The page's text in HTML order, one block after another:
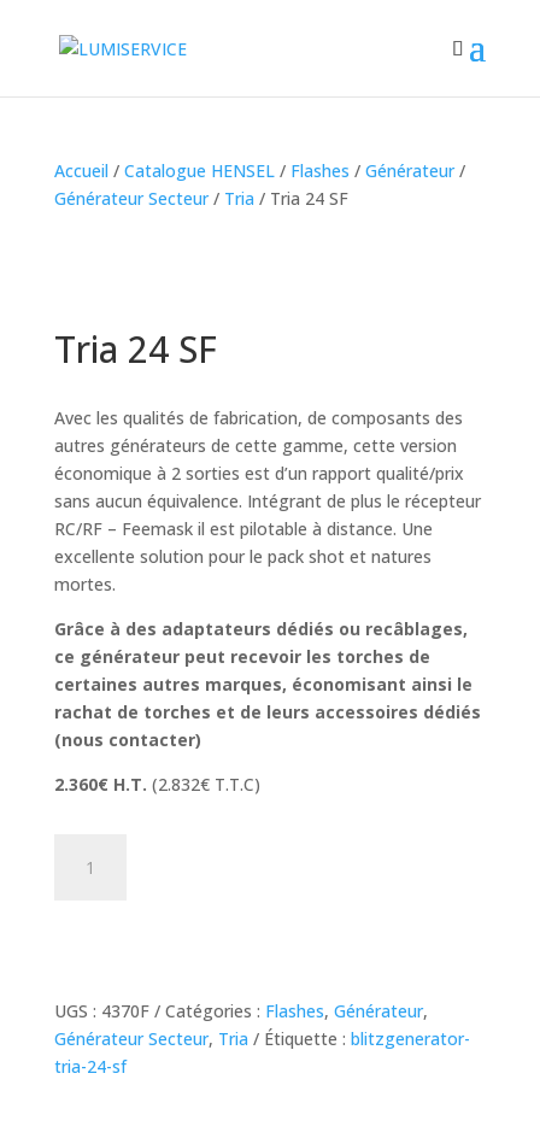
Accueil / Catalogue HENSEL/ Flashes / Générateur/
Générateur Secteur/ Tria / Tria 24 SF
Tria 24 SF
Avec les qualités de fabrication, de composants des
autres générateurs de cette gamme, cette version
économique à 2 sorties est d’un rapport qualité/prix
sans aucun équivalence. Intégrant de plus le récepteur
RC/RF – Feemask il est pilotable à distance. Une
excellente solution pour le pack shot et natures
mortes.
Grâce à des adaptateurs dédiés ou recâblages,
ce générateur peut recevoir les torches de
certaines autres marques, économisant ainsi le
rachat de torches et de leurs accessoires dédiés
(nous contacter)
2.360€ H.T. (2.832€ T.T.C)
UGS : 4370F Catégories : Flashes, Générateur,
Générateur Secteur, Tria Étiquette : blitzgenerator-
tria-24-sf